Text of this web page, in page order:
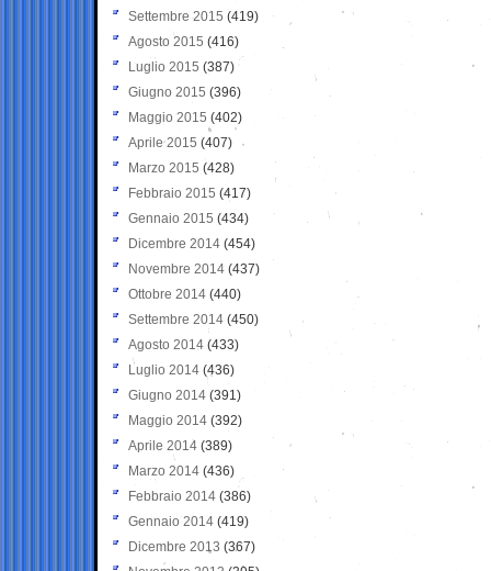
Settembre 2015 (419)
Agosto 2015 (416)
Luglio 2015 (387)
Giugno 2015 (396)
Maggio 2015 (402)
Aprile 2015 (407)
Marzo 2015 (428)
Febbraio 2015 (417)
Gennaio 2015 (434)
Dicembre 2014 (454)
Novembre 2014 (437)
Ottobre 2014 (440)
Settembre 2014 (450)
Agosto 2014 (433)
Luglio 2014 (436)
Giugno 2014 (391)
Maggio 2014 (392)
Aprile 2014 (389)
Marzo 2014 (436)
Febbraio 2014 (386)
Gennaio 2014 (419)
Dicembre 2013 (367)